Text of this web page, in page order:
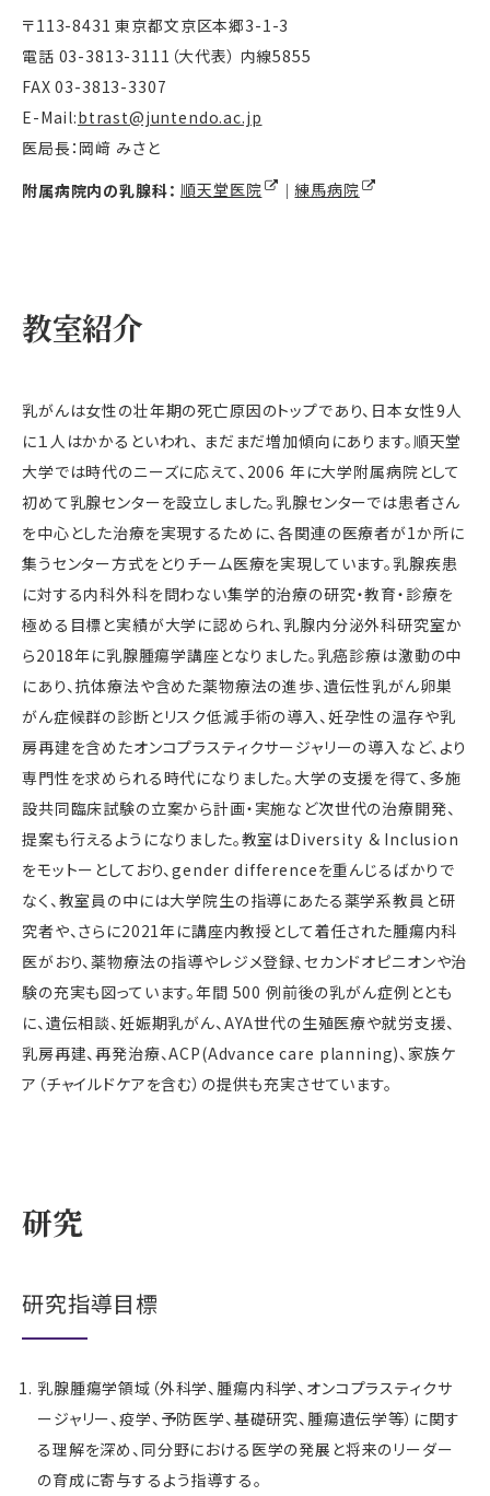
〒113-8431 東京都文京区本郷3-1-3
電話 03-3813-3111（大代表） 内線5855
FAX 03-3813-3307
E-Mail:btrast@juntendo.ac.jp
医局長：岡﨑 みさと
附属病院内の乳腺科： 順天堂医院 ｜練馬病院
教室紹介
乳がんは女性の壮年期の死亡原因のトップであり、日本女性9人
に１人はかかるといわれ、 まだまだ増加傾向にあります。順天堂
大学では時代のニーズに応えて、2006 年に大学附属病院として
初めて乳腺センターを設立しました。乳腺センターでは患者さん
を中心とした治療を実現するために、各関連の医療者が1か所に
集うセンター方式をとりチーム医療を実現しています。乳腺疾患
に対する内科外科を問わない集学的治療の研究・教育・診療を
極める目標と実績が大学に認められ、乳腺内分泌外科研究室か
ら2018年に乳腺腫瘍学講座となりました。乳癌診療は激動の中
にあり、抗体療法や含めた薬物療法の進歩、遺伝性乳がん卵巣
がん症候群の診断とリスク低減手術の導入、妊孕性の温存や乳
房再建を含めたオンコプラスティクサージャリーの導入など、より
専門性を求められる時代になりました。大学の支援を得て、多施
設共同臨床試験の立案から計画・実施など次世代の治療開発、
提案も行えるようになりました。教室はDiversity ＆ Inclusion
をモットーとしており、gender differenceを重んじるばかりで
なく、教室員の中には大学院生の指導にあたる薬学系教員と研
究者や、さらに2021年に講座内教授として着任された腫瘍内科
医がおり、薬物療法の指導やレジメ登録、セカンドオピニオンや治
験の充実も図っています。年間 500 例前後の乳がん症例ととも
に、遺伝相談、妊娠期乳がん、AYA世代の生殖医療や就労支援、
乳房再建、再発治療、ACP(Advance care planning)、家族ケ
ア（チャイルドケアを含む）の提供も充実させています。
研究
研究指導目標
乳腺腫瘍学領域（外科学、腫瘍内科学、オンコプラスティクサ
ージャリー、疫学、予防医学、基礎研究、腫瘍遺伝学等）に関す
る理解を深め、同分野における医学の発展と将来のリーダー
の育成に寄与するよう指導する。